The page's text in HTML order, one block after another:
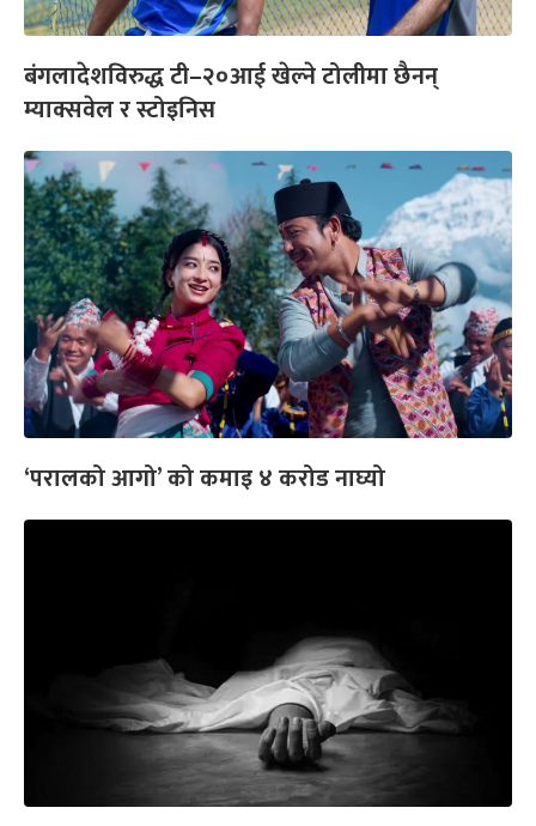
बंगलादेशविरुद्ध टी–२०आई खेल्ने टोलीमा छैनन्
म्याक्सवेल र स्टोइनिस
‘परालको आगो’ को कमाइ ४ करोड नाघ्यो